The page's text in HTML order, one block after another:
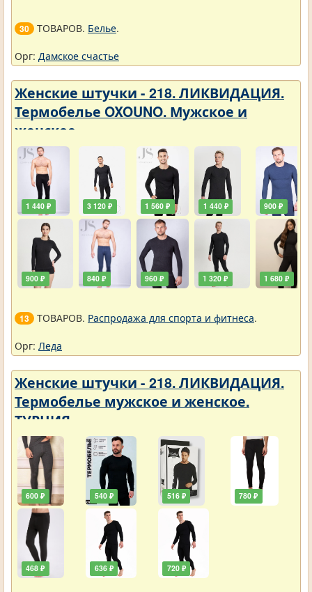
30 ТОВАРОВ. Белье.
Орг: Дамское счастье
Женские штучки - 218. ЛИКВИДАЦИЯ.
Термобелье OXOUNO. Мужское и
женское
1 440 ₽
900 ₽
3 120 ₽
840 ₽
1 560 ₽
960 ₽
1 440 ₽
1 320 ₽
900 ₽
1 680 ₽
13 ТОВАРОВ. Распродажа для спорта и фитнеса.
Орг: Леда
Женские штучки - 218. ЛИКВИДАЦИЯ.
Термобелье мужское и женское.
ТУРЦИЯ
600 ₽
468 ₽
540 ₽
636 ₽
516 ₽
720 ₽
780 ₽